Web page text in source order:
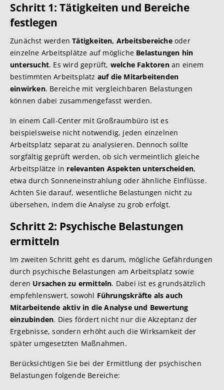
Schritt 1: Tätigkeiten und Bereiche
festlegen
Zunächst werdenTätigkeiten, Arbeitsbereicheoder
einzelne Arbeitsplätze auf mögliche Belastungen hin
untersucht. Es wird geprüft, welche Faktorenan einem
bestimmten Arbeitsplatz auf die Mitarbeitenden
einwirken. Bereiche mit vergleichbaren Belastungen
können dabei zusammengefasst werden.
In einem Call-Center mit Großraumbüro ist es
beispielsweise nicht notwendig, jeden einzelnen
Arbeitsplatz separat zu analysieren. Dennoch sollte
sorgfältig geprüft werden, ob sich vermeintlich gleiche
Arbeitsplätze in relevanten Aspekten unterscheiden,
etwa durch Sonneneinstrahlung oder ähnliche Einflüsse.
Achten Sie darauf, wesentliche Belastungen nicht zu
übersehen, indem die Analyse zu grob erfolgt.
Schritt 2: Psychische Belastungen
ermitteln
Im zweiten Schritt geht es darum, mögliche Gefährdungen
durch psychische Belastungen am Arbeitsplatz sowie
deren Ursachen zu ermitteln. Dabei ist es grundsätzlich
empfehlenswert, sowohl Führungskräfte als auch
Mitarbeitende aktiv in die Analyse und Bewertung
einzubinden. Dies fördert nicht nur die Akzeptanz der
Ergebnisse, sondern erhöht auch die Wirksamkeit der
später umgesetzten Maßnahmen.
Berücksichtigen Sie bei der Ermittlung der psychischen
Belastungen folgende Bereiche: